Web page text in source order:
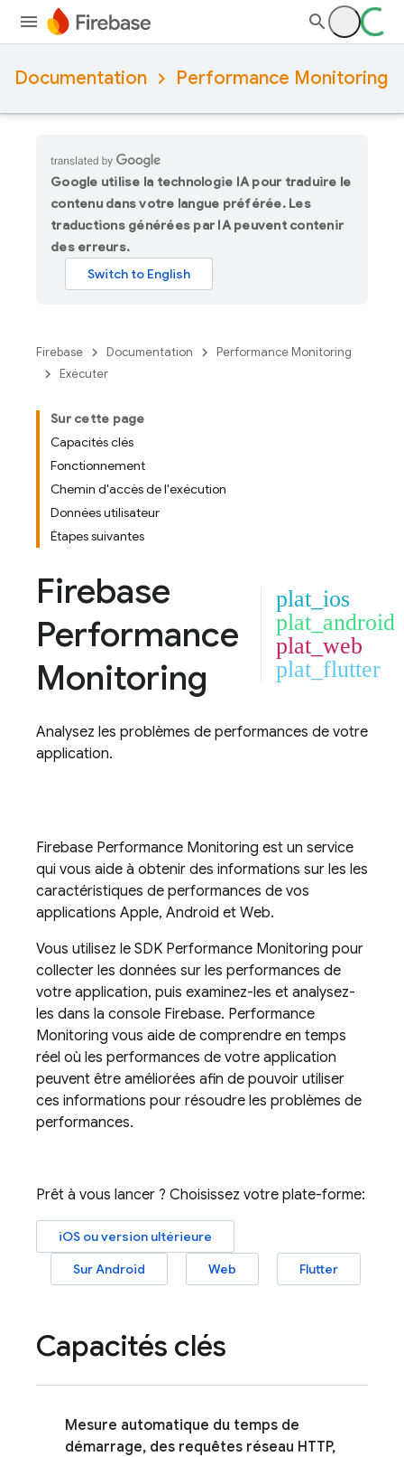
Documentation Performance Monitoring
Google utilise la technologie IA pour traduire le
contenu dans votre langue préférée. Les
traductions générées par IA peuvent contenir
des erreurs.
Firebase Documentation
Performance Monitoring
Exécuter
Sur cette page
Capacités clés
Fonctionnement
Chemin d'accès de l'exécution
Données utilisateur
Étapes suivantes
Firebase
Performance
Monitoring
plat_ios
plat_android
plat_web
plat_flutter
Analysez les problèmes de performances de votre
application.
Firebase Performance Monitoring est un service
qui vous aide à obtenir des informations sur les les
caractéristiques de performances de vos
applications Apple, Android et Web.
Vous utilisez le SDK Performance Monitoring pour
collecter les données sur les performances de
votre application, puis examinez-les et analysez-
les dans la console Firebase. Performance
Monitoring vous aide de comprendre en temps
réel où les performances de votre application
peuvent être améliorées afin de pouvoir utiliser
ces informations pour résoudre les problèmes de
performances.
Prêt à vous lancer ? Choisissez votre plate-forme:
iOS ou version ultérieure
Sur Android
Web Flutter
Capacités clés
Mesure automatique du temps de
démarrage, des requêtes réseau HTTP,